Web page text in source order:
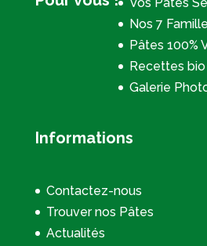
Nos 7
Pâtes 100%
Recettes
Galerie
Informations
Contactez-nous
Trouver nos Pâtes
Actualités